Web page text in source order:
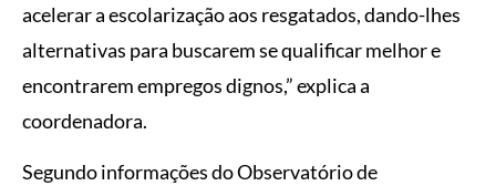
acelerar a escolarização aos resgatados, dando-lhes
alternativas para buscarem se qualificar melhor e
encontrarem empregos dignos,” explica a
coordenadora.
Segundo informações do Observatório de